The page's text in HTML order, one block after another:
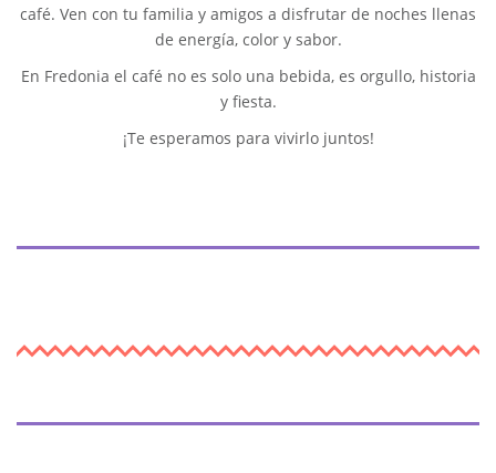
café. Ven con tu familia y amigos a disfrutar de noches llenas
de energía, color y sabor.
En Fredonia el café no es solo una bebida, es orgullo, historia
y fiesta.
¡Te esperamos para vivirlo juntos!